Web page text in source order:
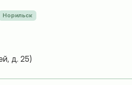
Норильск
д. 25)